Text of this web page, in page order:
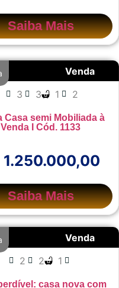
Saiba Mais
Venda
3 3 1 2
Casa semi Mobiliada à
Venda I Cód. 1133
1.250.000,00
Saiba Mais
Venda
2 2 1
casa nova com